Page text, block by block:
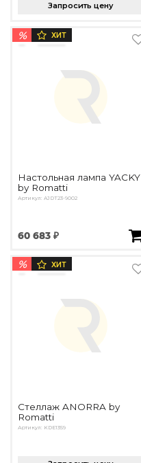
Запросить цену
% ХИТ
Настольная лампа YACKY
by Romatti
Артикул: AJDT23-9002
60 683 ₽
% ХИТ
Стеллаж ANORRA by
Romatti
Артикул: KDE1359